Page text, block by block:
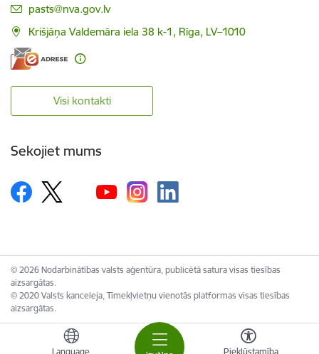
Language Piekļūstamība
E-pasts:
pasts@nva.gov.lv
Krišjāņa Valdemāra iela 38 k-1, Rīga, LV–1010
Visi kontakti
Sekojiet mums
© 2026 Nodarbinātības valsts aģentūra, publicētā satura visas tiesības
aizsargātas.
© 2020 Valsts kanceleja, Tīmekļvietņu vienotās platformas visas tiesības
aizsargātas.